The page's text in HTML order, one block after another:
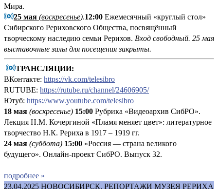
Мира.
25 мая (воскресенье).12:00 Ежемесячный «круглый стол»
Сибирского Рериховского Общества, посвящённый
творческому наследию семьи Рерихов. Вход свободный. 25 мая
выставочные залы для посещения закрыты.
ТРАНСЛЯЦИИ:
ВКонтакте: https://vk.com/telesibro
RUTUBE: https://rutube.ru/channel/24606905/
Ютуб: https://www.youtube.com/telesibro
18 мая (воскресенье) 15:00 Рубрика «Видеоархив СибРО».
Лекция Н.М. Кочергиной «Пламя меняет цвет»: литературное
творчество Н.К. Рериха в 1917 – 1919 гг.
24 мая (суббота) 15:00 «Россия — страна великого
будущего». Онлайн-проект СибРО. Выпуск 32.
подробнее »
23.04.2025 НОВОСИБИРСК. РЕПОРТАЖИ МУЗЕЯ РЕРИХА